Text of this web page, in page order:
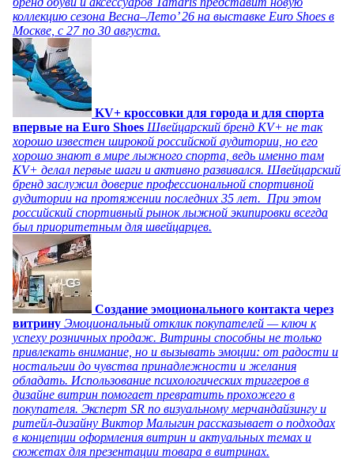
коллекцию сезона Весна–Лето’ 26 на выставке Euro Shoes в
Москве, с 27 по 30 августа.
KV+ кроссовки для города и для спорта
впервые на Euro Shoes Швейцарский бренд KV+ не так
хорошо известен широкой российской аудитории, но его
хорошо знают в мире лыжного спорта, ведь именно там
KV+ делал первые шаги и активно развивался. Швейцарский
бренд заслужил доверие профессиональной спортивной
аудитории на протяжении последних 35 лет. При этом
российский спортивный рынок лыжной экипировки всегда
был приоритетным для швейцарцев.
Создание эмоционального контакта через
витрину Эмоциональный отклик покупателей — ключ к
успеху розничных продаж. Витрины способны не только
привлекать внимание, но и вызывать эмоции: от радости и
ностальгии до чувства принадлежности и желания
обладать. Использование психологических триггеров в
дизайне витрин помогает превратить прохожего в
покупателя. Эксперт SR по визуальному мерчандайзингу и
ритейл-дизайну Виктор Малыгин рассказывает о подходах
в концепции оформления витрин и актуальных темах и
сюжетах для презентации товара в витринах.